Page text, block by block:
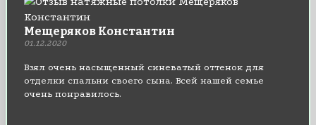
Мещеряков Константин
01.12.2020
Взял очень насыщенный синеватый оттенок для
отделки спальни своего сына. Всей нашей семье
очень понравилось.